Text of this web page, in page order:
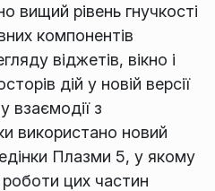
вищий рівень гнучкості
компонентів
віджетів, вікно і
дій у новій версії
взаємодії з
використано новий
Плазми 5, у якому
цих частин